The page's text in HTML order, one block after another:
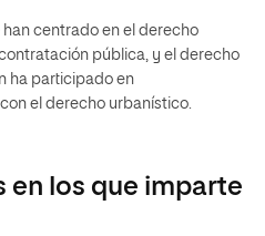
centrado en el derecho
pública, y el derecho
ha participado en
el derecho urbanístico.
en los que imparte